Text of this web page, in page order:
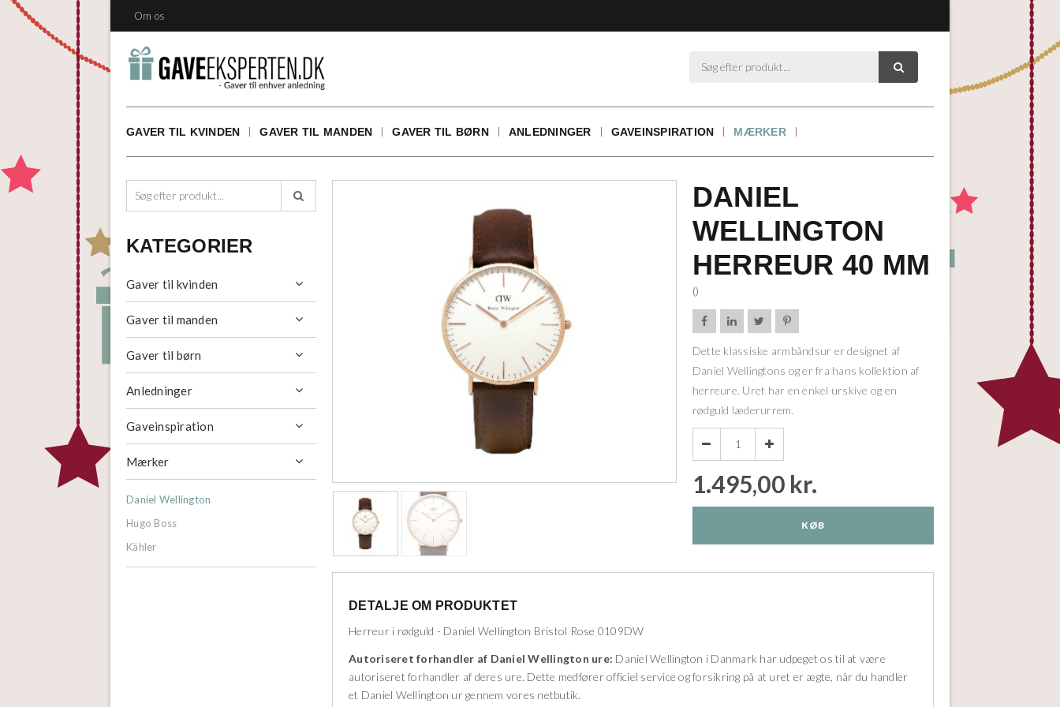
Om os

GAVER TIL KVINDEN GAVER TIL MANDEN GAVER TIL BØRN ANLEDNINGER GAVEINSPIRATION MÆRKER

KATEGORIER
Gaver til kvinden 
Gaver til manden 
Gaver til børn 
Anledninger 
Gaveinspiration 
Mærker 
Daniel Wellington
Hugo Boss
Kähler
DANIEL
WELLINGTON
HERREUR 40 MM
()
   
Dette klassiske armbåndsur er designet af
Daniel Wellingtons og er fra hans kollektion af
herreure. Uret har en enkel urskive og en
rødguld læderurrem.
 
1.495,00 kr.
KØB
DETALJE OM PRODUKTET
Herreur i rødguld - Daniel Wellington Bristol Rose 0109DW
Autoriseret forhandler af Daniel Wellington ure: Daniel Wellington i Danmark har udpeget os til at være
autoriseret forhandler af deres ure. Dette medfører officiel service og forsikring på at uret er ægte, når du handler
et Daniel Wellington ur gennem vores netbutik.